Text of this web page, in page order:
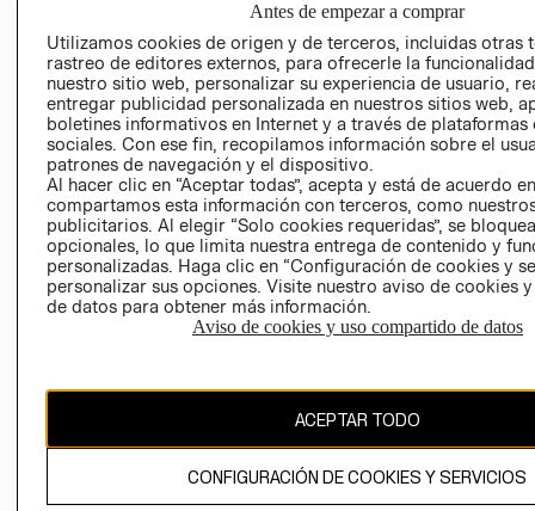
RELACIÓN CON
INVERSIONISTAS
POLÍTICA
EMPRESARIAL
- RETIRO EN
TIENDA
TÉRMINOS Y
CONDICIONES
AVISO DE
PRIVACIDAD
GIFT CARD
AVISO DE
COOKIES
Chile ($)
Antes de empezar a comprar
Utilizamos cookies de origen y de terceros, incluidas otras
rastreo de editores externos, para ofrecerle la
nuestro sitio web, personalizar su experiencia de usuario,
entregar publicidad personalizada en nuestros sitios web,
boletines informativos en Internet y a través de plataformas
sociales. Con ese fin, recopilamos información sobre el
patrones de navegación y el dispositivo.
Al hacer clic en “Aceptar todas”, acepta y está de acuerdo
compartamos esta información con terceros, como
publicitarios. Al elegir “Solo cookies requeridas”, se
opcionales, lo que limita nuestra entrega de contenido y
personalizadas. Haga clic en “Configuración de cookies y
personalizar sus opciones. Visite nuestro aviso de cookies
de datos para obtener más información.
Aviso de cookies y uso compartido de datos
ACEPTAR TODO
CONFIGURACIÓN DE COOKIES Y SERVICIOS